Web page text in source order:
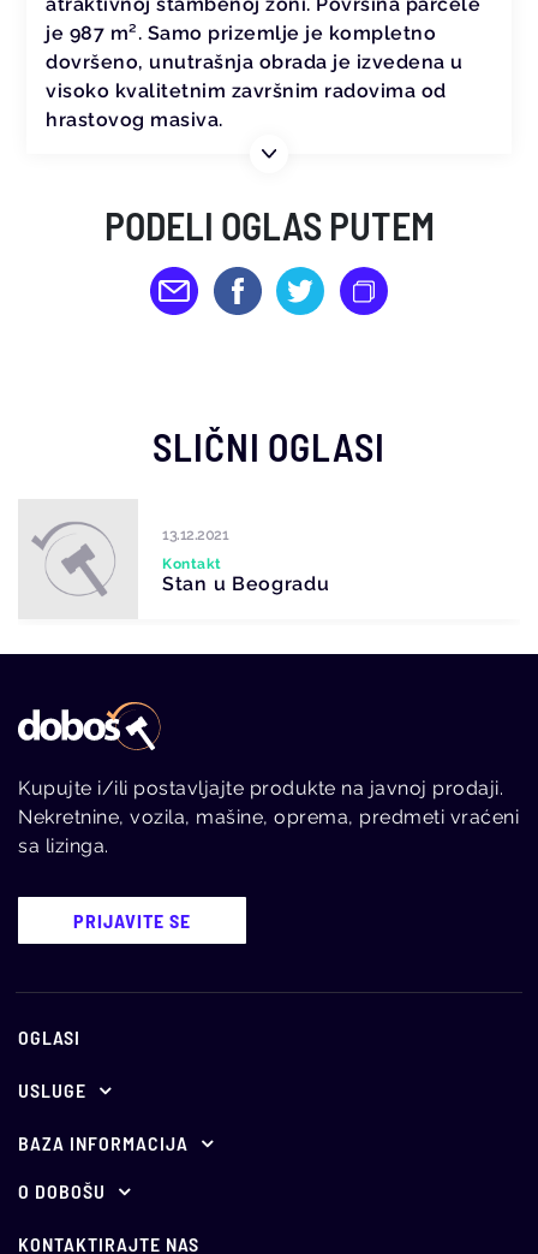
je 987 m². Samo prizemlje je kompletno
dovršeno, unutrašnja obrada je izvedena u
visoko kvalitetnim završnim radovima od
hrastovog masiva.
PODELI OGLAS PUTEM
SLIČNI OGLASI
13.12.2021
Kontakt
Stan u Beogradu
Kupujte i/ili postavljajte produkte na javnoj prodaji.
Nekretnine, vozila, mašine, oprema, predmeti vraćeni
sa lizinga.
PRIJAVITE SE
OGLASI
USLUGE
Ponuda za oglašavanje
E-aukcije
Holandske aukcije
BAZA INFORMACIJA
Propisi
Vesti
O DOBOŠU
O nama
KONTAKTIRAJTE NAS